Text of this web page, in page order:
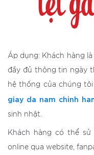
Áp dụng: Khách hàng
đầy đủ thông tin ngày
hệ thống của chúng
giay da nam chinh
sinh nhật.
Khách hàng có thể
online qua website,